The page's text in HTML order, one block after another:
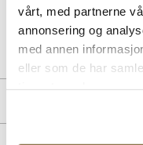
vårt, med partnerne
annonsering og
med annen
eller som de har
Art. nr64367405
Lev. art. nrKI1771